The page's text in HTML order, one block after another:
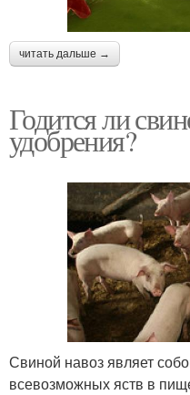
читать дальше →
Годится ли
удобрения?
Свиной навоз являет
всевозможных яств в